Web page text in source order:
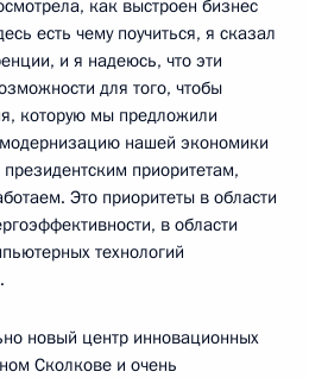
как выстроен бизнес
есть чему поучиться, я сказал
и я надеюсь, что эти
для того, чтобы
которую мы предложили
нашей экономики
приоритетам,
Это приоритеты в области
в области
технологий
новый центр инновационных
Сколкове и очень